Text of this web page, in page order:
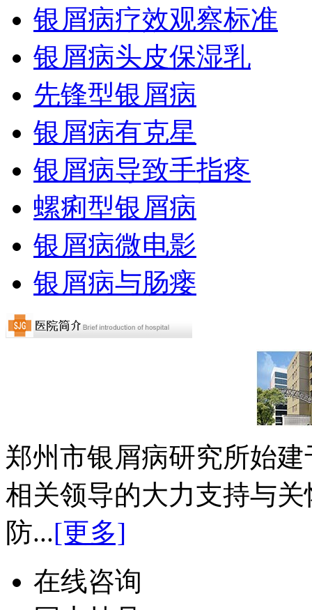
银屑病疗效观察标准
银屑病头皮保湿乳
先锋型银屑病
银屑病有克星
银屑病导致手指疼
螺痢型银屑病
银屑病微电影
银屑病与肠瘘
郑州市银屑病研究所始
相关领导的大力支持与
防...[更多]
在线咨询